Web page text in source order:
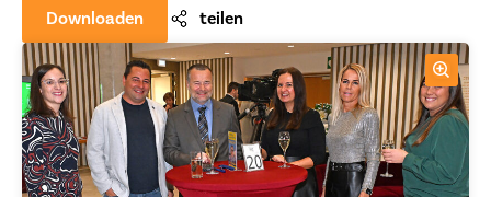
Downloaden teilen